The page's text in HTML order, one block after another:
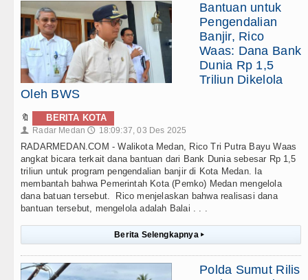
Bantuan untuk
Pengendalian
Banjir, Rico
Waas: Dana Bank
Dunia Rp 1,5
Triliun Dikelola
Oleh BWS
🔖 BERITA KOTA
👤 Radar Medan 🕔 18:09:37, 03 Des 2025
RADARMEDAN.COM - Walikota Medan, Rico Tri Putra Bayu Waas
angkat bicara terkait dana bantuan dari Bank Dunia sebesar Rp 1,5
triliun untuk program pengendalian banjir di Kota Medan. Ia
membantah bahwa Pemerintah Kota (Pemko) Medan mengelola
dana batuan tersebut. Rico menjelaskan bahwa realisasi dana
bantuan tersebut, mengelola adalah Balai . . .
Berita Selengkapnya ▸
Polda Sumut Rilis